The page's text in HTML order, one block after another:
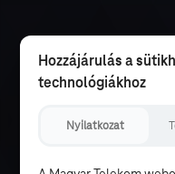
Hozzájárulás a
technológiákhoz
Nyilatkozat